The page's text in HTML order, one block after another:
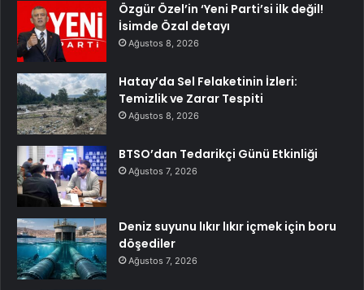
Özgür Özel’in ‘Yeni Parti’si ilk değil!
İsimde Özal detayı
Ağustos 8, 2026
Hatay’da Sel Felaketinin İzleri:
Temizlik ve Zarar Tespiti
Ağustos 8, 2026
BTSO’dan Tedarikçi Günü Etkinliği
Ağustos 7, 2026
Deniz suyunu lıkır lıkır içmek için boru
döşediler
Ağustos 7, 2026